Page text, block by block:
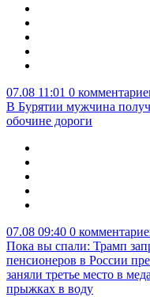
07.08 11:01 0
В Бурятии мужчина
обочине дороги
07.08 09:40 0
Пока вы спали: Трамп
пенсионеров в России
заняли третье место в
прыжках в воду